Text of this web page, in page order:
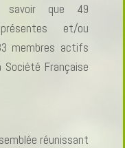
savoir que 49
et/ou
membres actifs
Française
réunissant